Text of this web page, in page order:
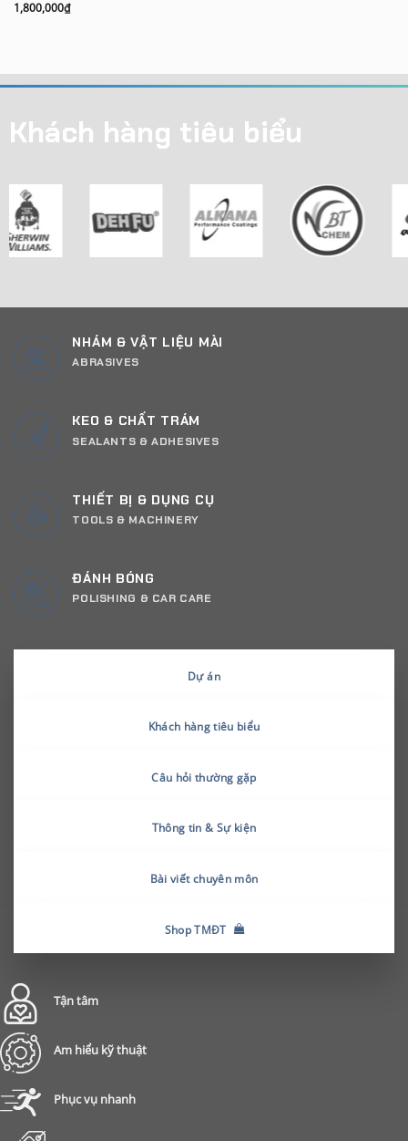
1,800,000₫
Khách hàng tiêu biểu
NHÁM & VẬT LIỆU MÀI
ABRASIVES
KEO & CHẤT TRÁM
SEALANTS & ADHESIVES
THIẾT BỊ & DỤNG CỤ
TOOLS & MACHINERY
ĐÁNH BÓNG
POLISHING & CAR CARE
Dự án
Khách hàng tiêu biểu
Câu hỏi thường gặp
Thông tin & Sự kiện
Bài viết chuyên môn
Shop TMĐT
Tận tâm
Am hiểu kỹ thuật
Phục vụ nhanh